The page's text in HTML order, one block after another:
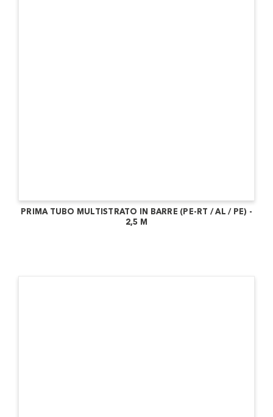
PRIMA TUBO MULTISTRATO IN BARRE (PE-RT / AL / PE) -
2,5 M